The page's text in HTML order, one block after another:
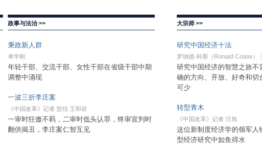
政事与法治 >>
秉政新人群
单学刚
年轻干部、交流干部、女性干部在省级干部中期
调整中涌现
一波三折李庄案
《中国改革》记者 贺信 王和岩
一审时狂傲不羁，二审时低头认罪，终审宣判时
翻供揭丑，李庄案仁智互见
大宗师 >>
研究中国经济十法
罗纳德·科斯（Ronald Coase）
研究中国经济的智慧之旅不
确的方向、开放、好奇和切
可少
转型青木
《中国改革》记者 汪旭
这位新制度经济学的领军人
型经济研究中如鱼得水